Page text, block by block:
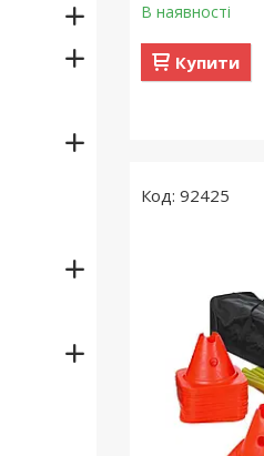
В наявності
Купити
92425